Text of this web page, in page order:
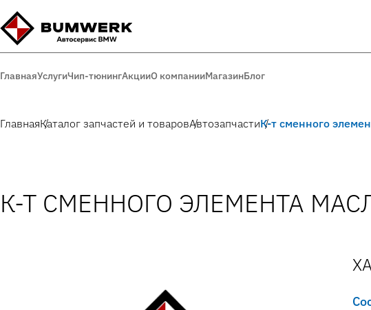
ГлавнаяУслугиЧип-тюнингАкцииО компанииМагазинБлог
ГлавнаяКаталог запчастей и товаровАвтозапчастиК-т сменного
К-Т СМЕННОГО ЭЛЕМЕНТА